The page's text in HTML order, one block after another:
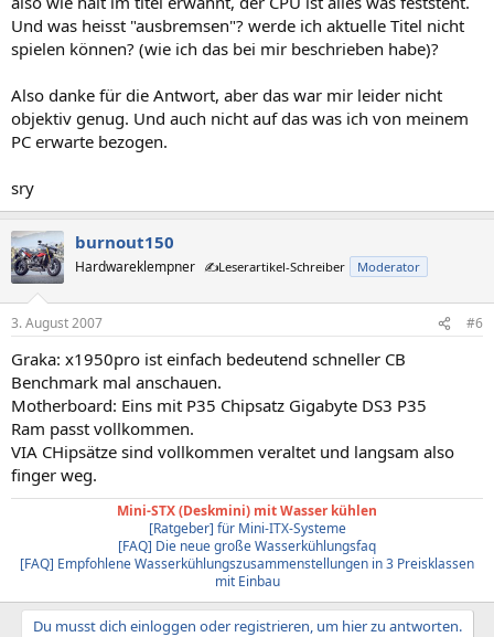
Und was heisst "ausbremsen"? werde ich aktuelle Titel nicht
spielen können? (wie ich das bei mir beschrieben habe)?
Also danke für die Antwort, aber das war mir leider nicht
objektiv genug. Und auch nicht auf das was ich von meinem
PC erwarte bezogen.
sry
burnout150
Hardwareklempner ✍️Leserartikel-Schreiber Moderator
3. August 2007 #6
Graka: x1950pro ist einfach bedeutend schneller CB
Benchmark mal anschauen.
Motherboard: Eins mit P35 Chipsatz Gigabyte DS3 P35
Ram passt vollkommen.
VIA CHipsätze sind vollkommen veraltet und langsam also
finger weg.
Mini-STX (Deskmini) mit Wasser kühlen
[Ratgeber] für Mini-ITX-Systeme
[FAQ] Die neue große Wasserkühlungsfaq
[FAQ] Empfohlene Wasserkühlungszusammenstellungen in 3 Preisklassen
mit Einbau
Du musst dich einloggen oder registrieren, um hier zu antworten.